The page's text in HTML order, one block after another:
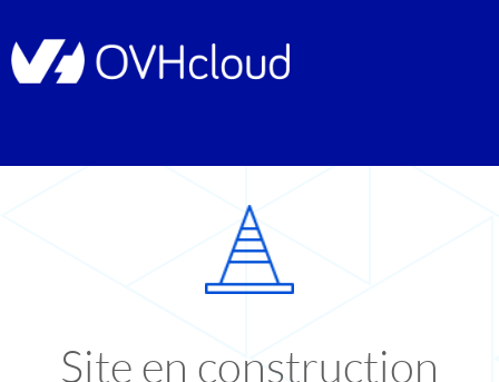
Site en construction